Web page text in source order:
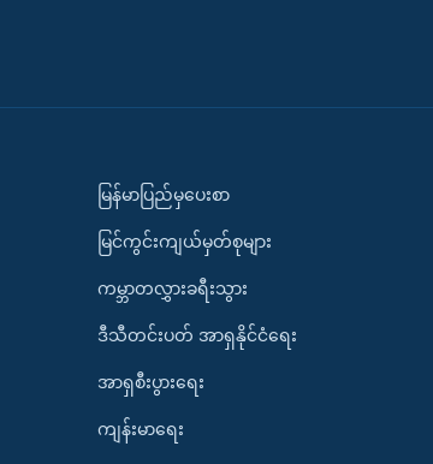
မြန်မာပြည်မှပေးစာ
မြင်ကွင်းကျယ်မှတ်စုများ
ကမ္ဘာတလွှားခရီးသွား
ဒီသီတင်းပတ် အာရှနိုင်ငံရေး
အာရှစီးပွားရေး
ကျန်းမာရေး